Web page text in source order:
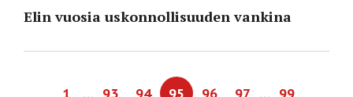
Elin vuosia uskonnollisuuden vankina
1 93 94 95 96 97 99